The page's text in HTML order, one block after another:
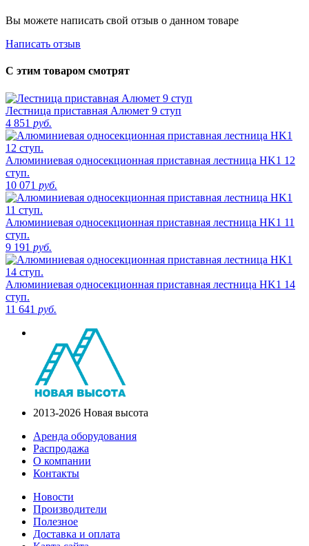
Вы можете написать свой отзыв о данном товаре
Написать отзыв
С этим товаром смотрят
Лестница приставная Алюмет 9 ступ
4 851 руб.
Алюминиевая односекционная приставная лестница HK1 12
ступ.
10 071 руб.
Алюминиевая односекционная приставная лестница HK1 11
ступ.
9 191 руб.
Алюминиевая односекционная приставная лестница HK1 14
ступ.
11 641 руб.
2013-2026 Новая высота
Аренда оборудования
Распродажа
О компании
Контакты
Новости
Производители
Полезное
Доставка и оплата